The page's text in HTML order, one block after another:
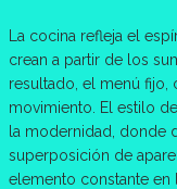
La cocina refleja el
crean a partir de los
resultado, el menú fijo,
movimiento. El estilo
la modernidad, donde
superposición de
elemento constante en